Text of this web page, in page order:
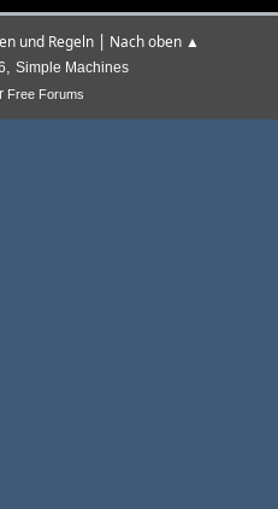
und Regeln | Nach oben ▲
, Simple Machines
Free Forums